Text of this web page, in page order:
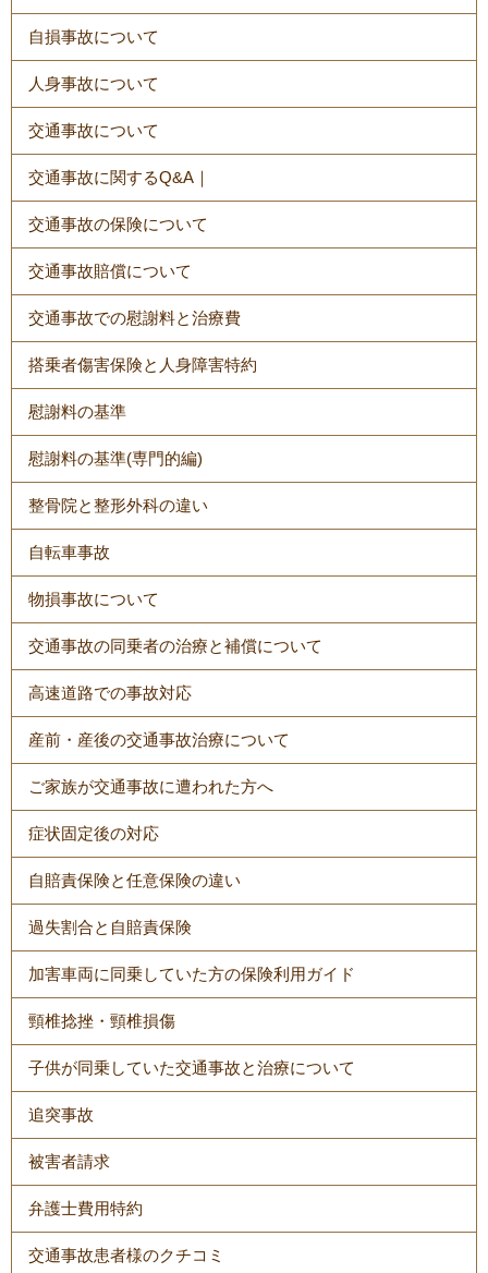
自損事故について
人身事故について
交通事故について
交通事故に関するQ&A｜
交通事故の保険について
交通事故賠償について
交通事故での慰謝料と治療費
搭乗者傷害保険と人身障害特約
慰謝料の基準
慰謝料の基準(専門的編)
整骨院と整形外科の違い
自転車事故
物損事故について
交通事故の同乗者の治療と補償について
高速道路での事故対応
産前・産後の交通事故治療について
ご家族が交通事故に遭われた方へ
症状固定後の対応
自賠責保険と任意保険の違い
過失割合と自賠責保険
加害車両に同乗していた方の保険利用ガイド
頸椎捻挫・頸椎損傷
子供が同乗していた交通事故と治療について
追突事故
被害者請求
弁護士費用特約
交通事故患者様のクチコミ